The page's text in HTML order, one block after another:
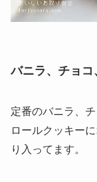
バニラ、チョコ
定番のバニラ、
ロールクッキー
り入ってます。